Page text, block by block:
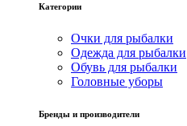
Категории
Очки для рыбалки
Одежда для рыбалки
Обувь для рыбалки
Головные уборы
Бренды и производители